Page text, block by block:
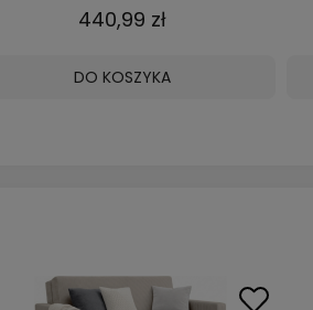
440,99 zł
DO KOSZYKA